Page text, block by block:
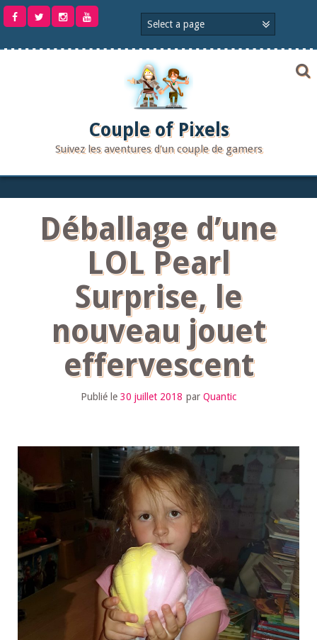
Aller
Couple of Pixels
Suivez les aventures d'un couple de gamers
Déballage d’une
LOL Pearl
Surprise, le
nouveau jouet
effervescent
Publié le 30 juillet 2018 par Quantic